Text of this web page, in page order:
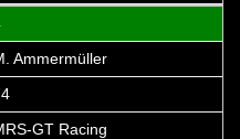
Ammermüller
GT Racing